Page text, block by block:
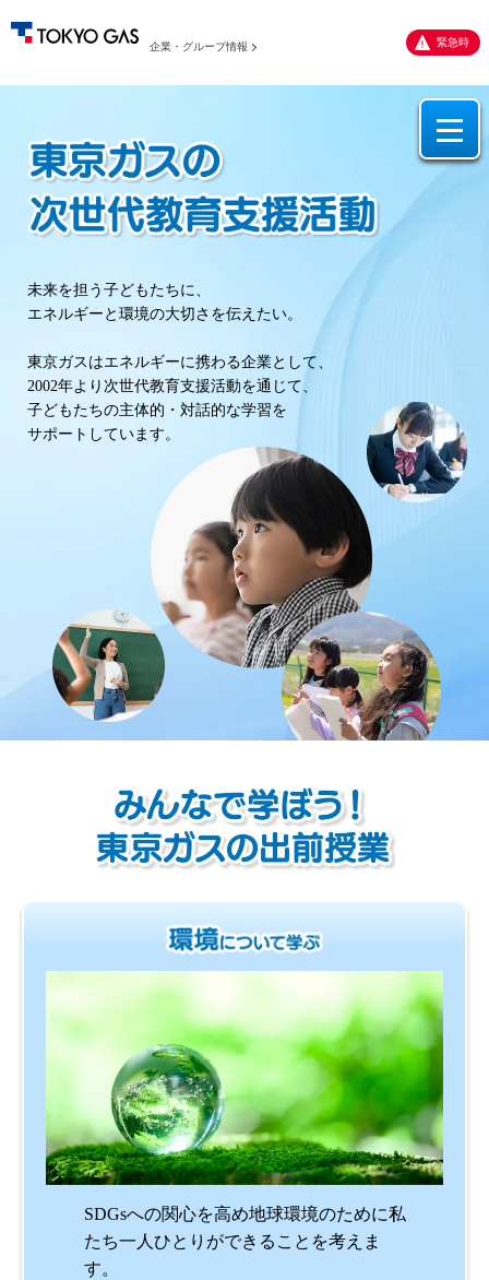
企業・グループ情報 緊急時
未来を担う子どもたちに、
エネルギーと環境の大切さを伝えたい。
東京ガスはエネルギーに携わる企業として、
2002年より次世代教育支援活動を通じて、
子どもたちの主体的・対話的な学習を
サポートしています。
SDGsへの関心を高め地球環境のために私
たち一人ひとりができることを考えま
す。